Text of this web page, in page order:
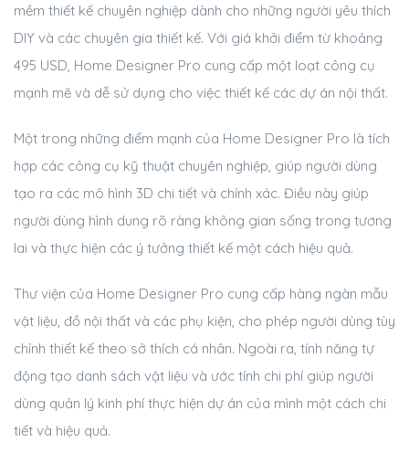
mềm thiết kế chuyên nghiệp dành cho những người yêu thích
DIY và các chuyên gia thiết kế. Với giá khởi điểm từ khoảng
495 USD, Home Designer Pro cung cấp một loạt công cụ
mạnh mẽ và dễ sử dụng cho việc thiết kế các dự án nội thất.
Một trong những điểm mạnh của Home Designer Pro là tích
hợp các công cụ kỹ thuật chuyên nghiệp, giúp người dùng
tạo ra các mô hình 3D chi tiết và chính xác. Điều này giúp
người dùng hình dung rõ ràng không gian sống trong tương
lai và thực hiện các ý tưởng thiết kế một cách hiệu quả.
Thư viện của Home Designer Pro cung cấp hàng ngàn mẫu
vật liệu, đồ nội thất và các phụ kiện, cho phép người dùng tùy
chỉnh thiết kế theo sở thích cá nhân. Ngoài ra, tính năng tự
động tạo danh sách vật liệu và ước tính chi phí giúp người
dùng quản lý kinh phí thực hiện dự án của mình một cách chi
tiết và hiệu quả.